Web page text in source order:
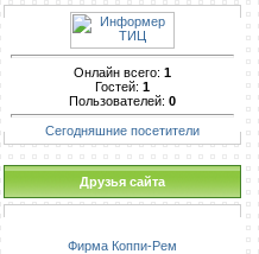
Онлайн всего: 1
Гостей: 1
Пользователей: 0
Сегодняшние посетители
Друзья сайта
Фирма Коппи-Рем